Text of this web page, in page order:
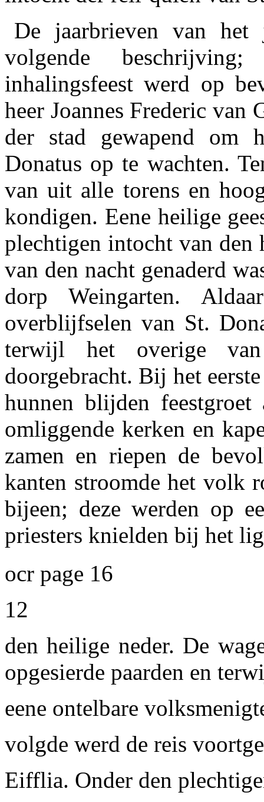
De jaarbrieven van
volgende
inhalingsfeest werd op
heer Joannes Frederic van
der stad gewapend om
Donatus op te wachten.
van uit alle torens en
kondigen. Eene heilige
plechtigen intocht van
van den nacht genaderd
dorp Weingarten.
overblijfselen van St.
terwijl het overige
doorgebracht. Bij het
hunnen blijden
omliggende kerken en
zamen en riepen de
kanten stroomde het volk
bijeen; deze werden op
priesters knielden bij het
ocr page 16
12
den heilige neder. De
opgesierde paarden en
eene ontelbare
volgde werd de reis
Eifflia. Onder den